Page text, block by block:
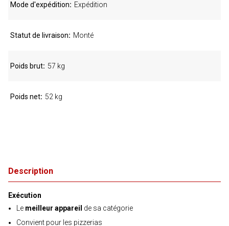
Description
Exécution
Le meilleur appareil de sa catégorie
Convient pour les pizzerias
Mode d'expédition Expédition
Statut de livraison Monté
Poids brut 57 kg
Poids net 52 kg